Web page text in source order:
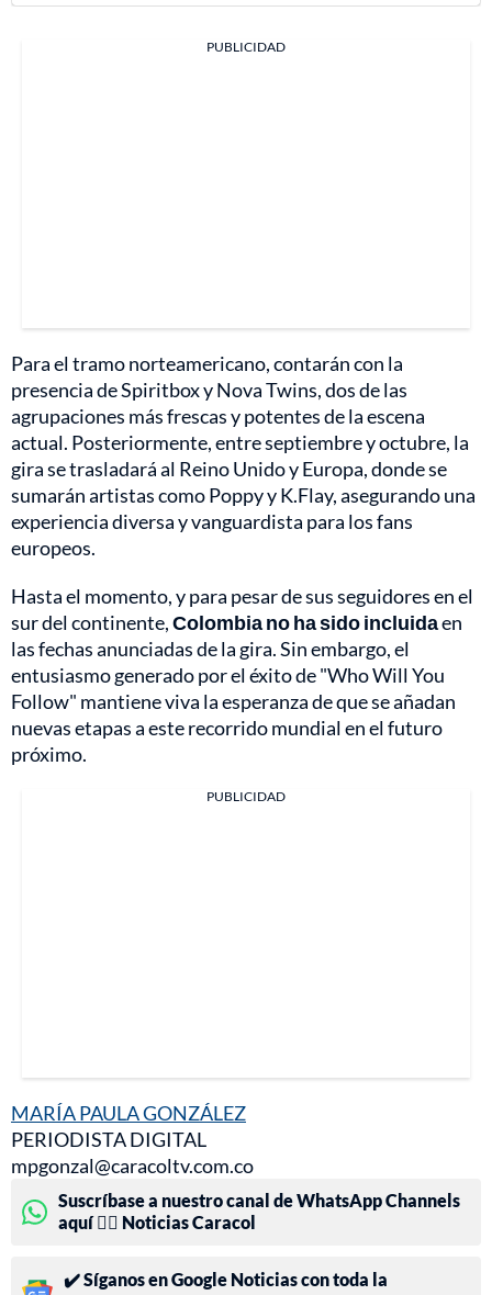
PUBLICIDAD
Para el tramo norteamericano, contarán con la
presencia de Spiritbox y Nova Twins, dos de las
agrupaciones más frescas y potentes de la escena
actual. Posteriormente, entre septiembre y octubre, la
gira se trasladará al Reino Unido y Europa, donde se
sumarán artistas como Poppy y K.Flay, asegurando una
experiencia diversa y vanguardista para los fans
europeos.
Hasta el momento, y para pesar de sus seguidores en el
sur del continente,Colombia no ha sido incluidaen
las fechas anunciadas de la gira. Sin embargo, el
entusiasmo generado por el éxito de "Who Will You
Follow" mantiene viva la esperanza de que se añadan
nuevas etapas a este recorrido mundial en el futuro
próximo.
PUBLICIDAD
MARÍA PAULA GONZÁLEZ
PERIODISTA DIGITAL
mpgonzal@caracoltv.com.co
Suscríbase a nuestro canal de WhatsApp Channels
aquí 👉🏻 Noticias Caracol
✔️ Síganos en Google Noticias con toda la